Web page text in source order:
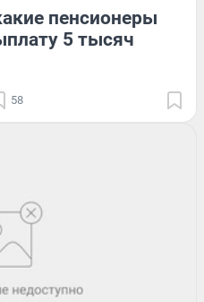
пенсионеры
5 тысяч
58